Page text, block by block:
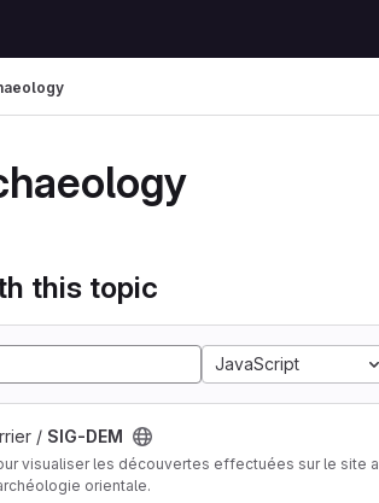
this topic
JavaScript
/ SIG-DEM
visualiser les découvertes effectuées sur le site
orientale.